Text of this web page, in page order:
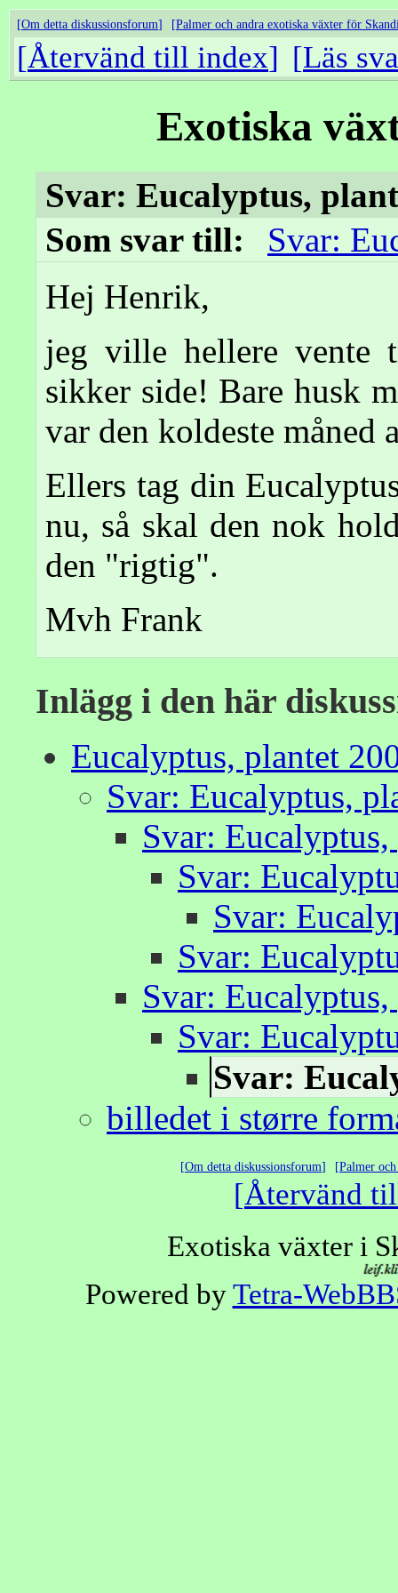
Om detta diskussionsforum Palmer och andra exotiska växter för
Återvänd till index Läs
Exotiska
Svar: Eucalyptus,
Som svar till:
Svar:
Hej Henrik,
jeg ville hellere vente
sikker side! Bare husk
var den koldeste måned
Ellers tag din
nu, så skal den nok
den "rigtig".
Mvh Frank
Inlägg i den här
Eucalyptus, plantet
Svar: Eucalyptus,
Svar:
Svar:
Svar:
Svar:
Svar:
Svar:
Svar:
billedet i større
Om detta diskussionsforum Palmer
Återvänd
Exotiska växter i
Powered byTetra-